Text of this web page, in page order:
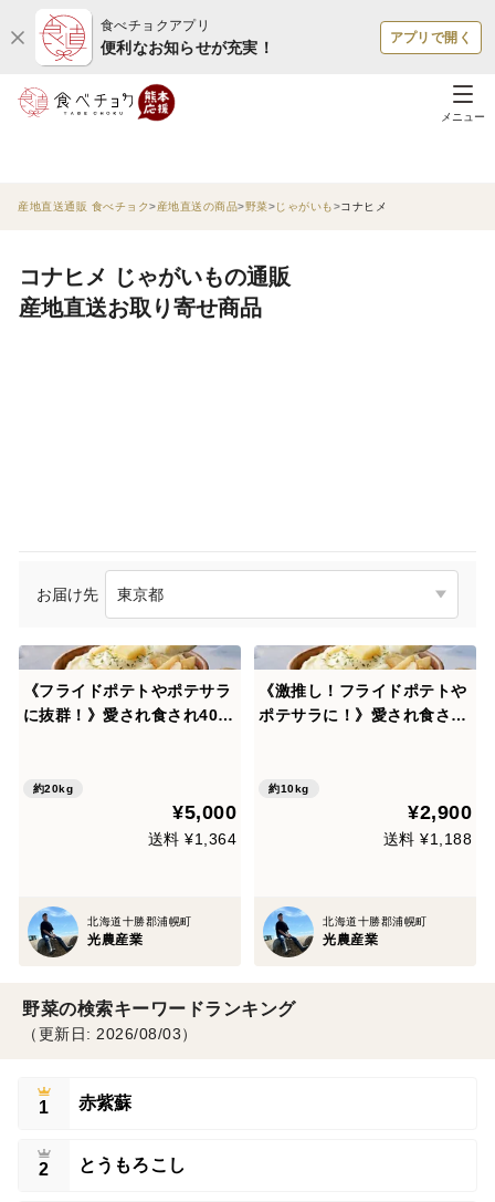
食べチョクアプリ
便利なお知らせが充実！
アプリで開く
メニュー
産地直送通販 食べチョク 産地直送の商品 野菜 じゃがいも コナヒメ
コナヒメ じゃがいもの通販
産地直送お取り寄せ商品
お届け先
《フライドポテトやポテサラ
に抜群！》愛され食され40年
約20kg
¥5,000
送料 ¥1,364
北海道十勝郡浦幌町
光農産業
《激推し！フライドポテトや
ポテサラに！》愛され食され
約10kg
¥2,900
送料 ¥1,188
北海道十勝郡浦幌町
光農産業
野菜の検索キーワードランキング
（更新日: 2026/08/03）
1 赤紫蘇
2 とうもろこし